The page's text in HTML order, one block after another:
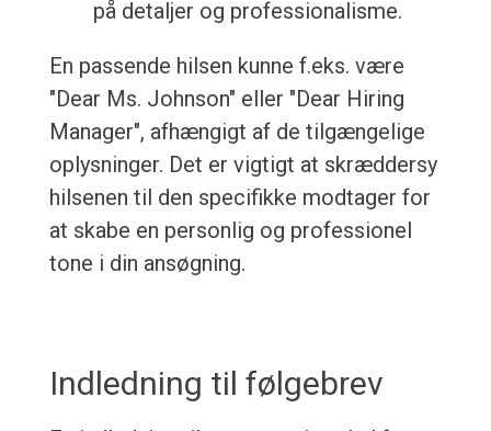
på detaljer og professionalisme.
En passende hilsen kunne f.eks. være
"Dear Ms. Johnson" eller "Dear Hiring
Manager", afhængigt af de tilgængelige
oplysninger. Det er vigtigt at skræddersy
hilsenen til den specifikke modtager for
at skabe en personlig og professionel
tone i din ansøgning.
Indledning til følgebrev